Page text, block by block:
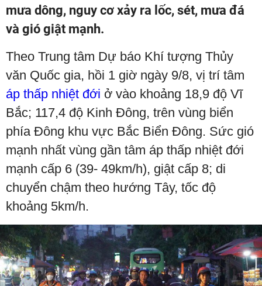
mưa dông, nguy cơ xảy ra lốc, sét, mưa đá
và gió giật mạnh.
Theo Trung tâm Dự báo Khí tượng Thủy
văn Quốc gia, hồi 1 giờ ngày 9/8, vị trí tâm
áp thấp nhiệt đới ở vào khoảng 18,9 độ Vĩ
Bắc; 117,4 độ Kinh Đông, trên vùng biển
phía Đông khu vực Bắc Biển Đông. Sức gió
mạnh nhất vùng gần tâm áp thấp nhiệt đới
mạnh cấp 6 (39- 49km/h), giật cấp 8; di
chuyển chậm theo hướng Tây, tốc độ
khoảng 5km/h.